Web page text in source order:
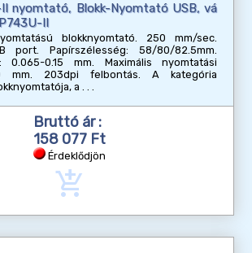
nyomtató, Blokk-Nyomtató USB, vá
II
blokknyomtató. 250 mm/sec.
port. Papírszélesség: 58/80/82.5mm.
0.065-0.15 mm. Maximális nyomtatási
mm. 203dpi felbontás. A kategória
a
Bruttó ár :
158 077 Ft
Érdeklődjön
add_shopping_cart